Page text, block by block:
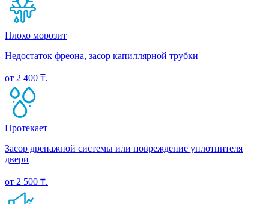
Плохо морозит
Недостаток фреона, засор капиллярной трубки
от 2 400 ₸.
Протекает
Засор дренажной системы или повреждение уплотнителя
двери
от 2 500 ₸.